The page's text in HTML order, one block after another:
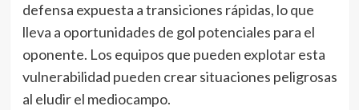
defensa expuesta a transiciones rápidas, lo que
lleva a oportunidades de gol potenciales para el
oponente. Los equipos que pueden explotar esta
vulnerabilidad pueden crear situaciones peligrosas
al eludir el mediocampo.